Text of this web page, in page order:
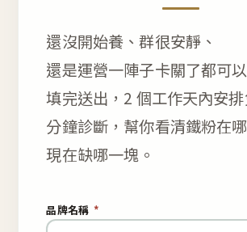
還沒開始養、群很安靜、
還是運營一陣子卡關了都可
填完送出，2 個工作天內安
分鐘診斷，幫你看清鐵粉在哪
現在缺哪一塊。
品牌名稱 *